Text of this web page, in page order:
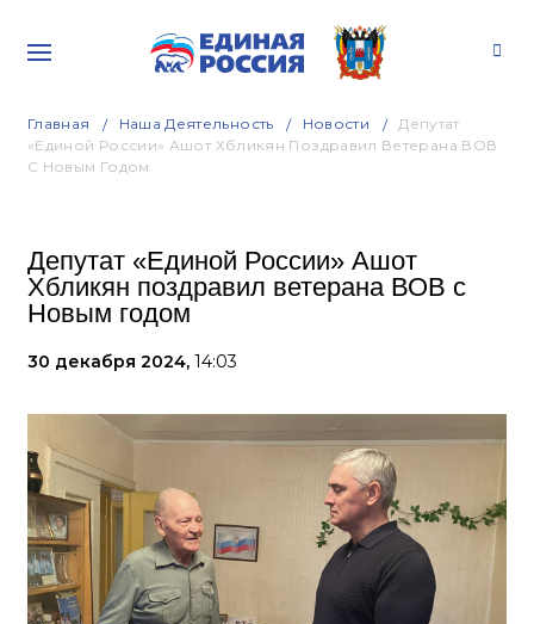
Главная Наша Деятельность Новости
Депутат
«Единой России» Ашот Хбликян Поздравил Ветерана ВОВ
С Новым Годом
Депутат «Единой России» Ашот
Хбликян поздравил ветерана ВОВ с
Новым годом
30 декабря 2024, 14:03